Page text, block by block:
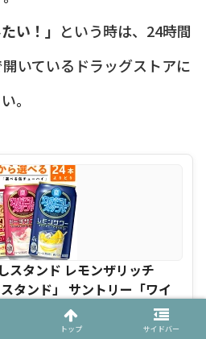
い！」 という時は、24時間
いているドラッグストアに
。
スタンド レモンザリッチ
タンド」 サントリー「ワイ
缶 1ケース [缶チューハイ]
トップ サイドバー